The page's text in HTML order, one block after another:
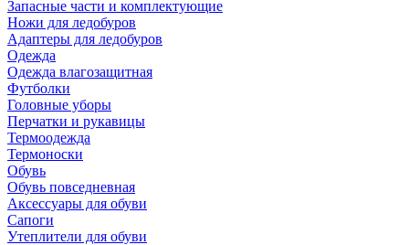
Запасные части и комплектующие
Ножи для ледобуров
Адаптеры для ледобуров
Одежда
Одежда влагозащитная
Футболки
Головные уборы
Перчатки и рукавицы
Термоодежда
Термоноски
Обувь
Обувь повседневная
Аксессуары для обуви
Сапоги
Утеплители для обуви